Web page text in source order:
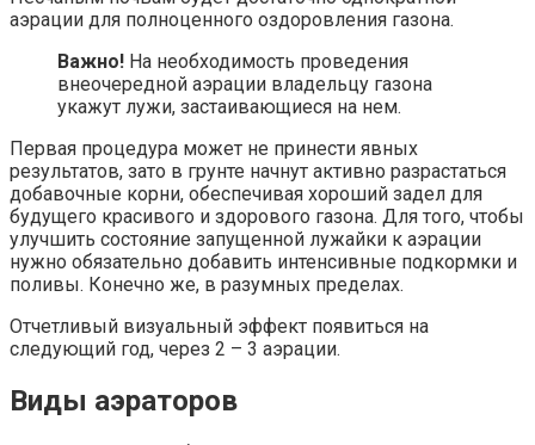
аэрации для полноценного оздоровления газона.
Важно! На необходимость проведения
внеочередной аэрации владельцу газона
укажут лужи, застаивающиеся на нем.
Первая процедура может не принести явных
результатов, зато в грунте начнут активно разрастаться
добавочные корни, обеспечивая хороший задел для
будущего красивого и здорового газона. Для того, чтобы
улучшить состояние запущенной лужайки к аэрации
нужно обязательно добавить интенсивные подкормки и
поливы. Конечно же, в разумных пределах.
Отчетливый визуальный эффект появиться на
следующий год, через 2 – 3 аэрации.
Виды аэраторов